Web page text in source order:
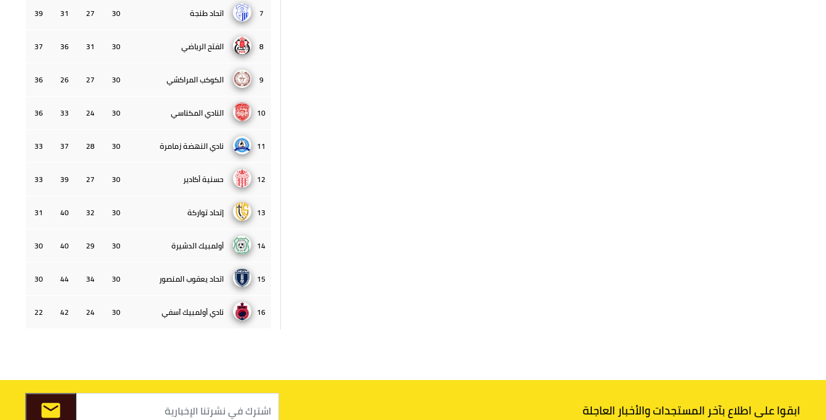
7 اتحاد طنجة 30
27
31
39
8 الفتح الرياضي 30
31
36
37
9 الكوكب المراكشي 30
27
26
36
10 النادي المكناسي 30
24
33
36
11 نادي النهضة زمامرة 30
28
37
33
12 حسنية أكادير 30
27
39
33
13 إتحاد تواركة 30
32
40
31
14 أولمبيك الدشيرة 30
29
40
30
15 اتحاد يعقوب المنصور 30
34
44
30
16 نادي أولمبيك آسفي 30
24
42
22
ابقوا على اطلاع بآخر المستجدات والأخبار العاجلة